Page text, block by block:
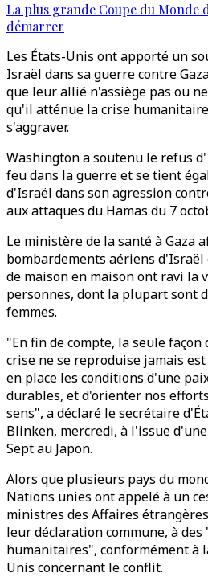
La plus grande Coupe du Monde
démarrer
Les États-Unis ont apporté un
Israël dans sa guerre contre
que leur allié n'assiège pas ou
qu'il atténue la crise
s'aggraver.
Washington a soutenu le refus
feu dans la guerre et se tient
d'Israël dans son agression
aux attaques du Hamas du 7
Le ministère de la santé à Gaza
bombardements aériens
de maison en maison ont ravi la
personnes, dont la plupart sont
femmes.
"En fin de compte, la seule façon
crise ne se reproduise jamais
en place les conditions d'une
durables, et d'orienter nos
sens", a déclaré le secrétaire
Blinken, mercredi, à l'issue
Sept au Japon.
Alors que plusieurs pays du
Nations unies ont appelé à un
ministres des Affaires
leur déclaration commune, à
humanitaires", conformément à
Unis concernant le conflit.